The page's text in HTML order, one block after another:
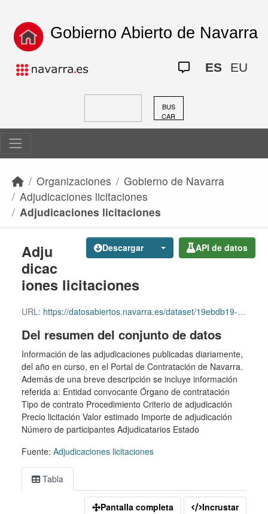
Gobierno Abierto de Navarra
ES EU
BUS
CAR
Organizaciones
Gobierno de Navarra
Adjudicaciones licitaciones
Adjudicaciones licitaciones
Descargar API de datos
Adju
dicac
iones licitaciones
URL: https://datosabiertos.navarra.es/dataset/19ebdb19-27c9-4a6f-baf0-4389d93ca685/resource/177017bf-e28e-4e37-9ff8-b53eda79251f/download/downloadfile.aspxcodigoaccesoopendataficherocontratacioncontrataciones_adjudicaciones.csv
Del resumen del conjunto de datos
Información de las adjudicaciones publicadas diariamente,
del año en curso, en el Portal de Contratación de Navarra.
Además de una breve descripción se incluye información
referida a: Entidad convocante Órgano de contratación
Tipo de contrato Procedimiento Criterio de adjudicación
Precio licitación Valor estimado Importe de adjudicación
Número de participantes Adjudicatarios Estado
Fuente: Adjudicaciones licitaciones
Tabla
Pantalla completa Incrustar